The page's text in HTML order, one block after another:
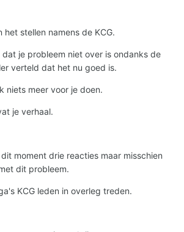
het stellen namens de KCG.
je probleem niet over is ondanks de
verteld dat het nu goed is.
niets meer voor je doen.
je verhaal.
moment drie reacties maar misschien
dit probleem.
KCG leden in overleg treden.